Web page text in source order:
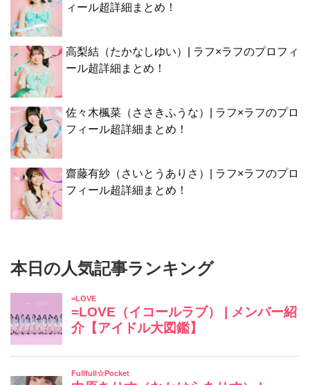
ィール超詳細まとめ！
高梨結（たかなしゆい）| ラフ×ラフのプロフィ
ール超詳細まとめ！
佐々木楓菜（ささきふうな）| ラフ×ラフのプロ
フィール超詳細まとめ！
齋藤有紗（さいとうありさ）| ラフ×ラフのプロ
フィール超詳細まとめ！
本日の人気記事ランキング